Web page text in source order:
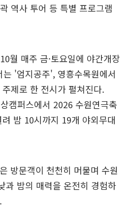
역사 투어 등 특별 프로그램
월 매주 금·토요일에 야간개장
'엄지공주', 영흥수목원에서
제로 한 전시가 펼쳐진다.
캠퍼스에서 2026 수원연극축
밤 10시까지 19개 야외무대
방문객이 천천히 머물며 수원
과 밤의 매력을 온전히 경험하